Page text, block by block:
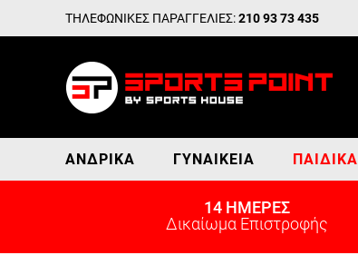
ΤΗΛΕΦΩΝΙΚΕΣ ΠΑΡΑΓΓΕΛΙΕΣ:210 93 73 435
ΑΝΔΡΙΚΆ ΓΥΝΑΙΚΕΊΑ ΠΑΙΔΙΚΆ
14 ΗΜΕΡΕΣ
Δικαίωμα Επιστροφής